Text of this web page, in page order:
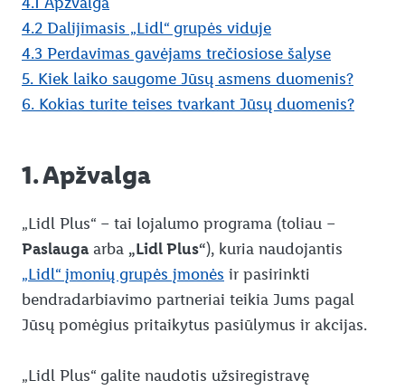
4.2 Dalijimasis „Lidl“ grupės viduje
4.3 Perdavimas gavėjams trečiosiose šalyse
5. Kiek laiko saugome Jūsų asmens duomenis?
6. Kokias turite teises tvarkant Jūsų duomenis?
1. Apžvalga
„Lidl Plus“ – tai lojalumo programa (toliau –
Paslauga arba „Lidl Plus“), kuria naudojantis
„Lidl“ įmonių grupės įmonės ir pasirinkti
bendradarbiavimo partneriai teikia Jums pagal
Jūsų pomėgius pritaikytus pasiūlymus ir akcijas.
„Lidl Plus“ galite naudotis užsiregistravę